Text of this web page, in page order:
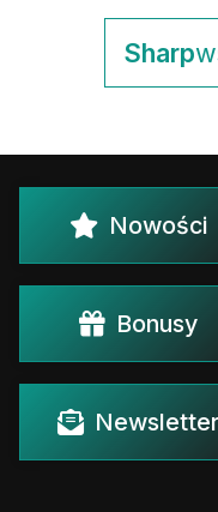
Sharp
Nowości
Bonusy
Newsletter